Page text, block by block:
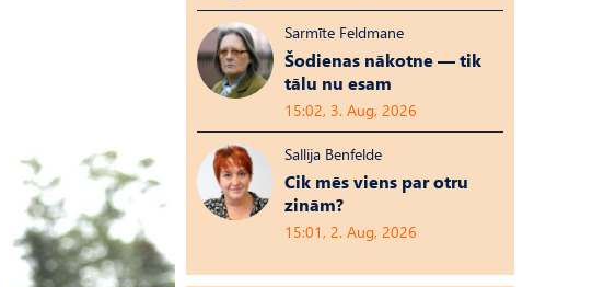
Sarmīte Feldmane
Šodienas nākotne — tik
tālu nu esam
15:02, 3. Aug, 2026
Sallija Benfelde
Cik mēs viens par otru
zinām?
15:01, 2. Aug, 2026